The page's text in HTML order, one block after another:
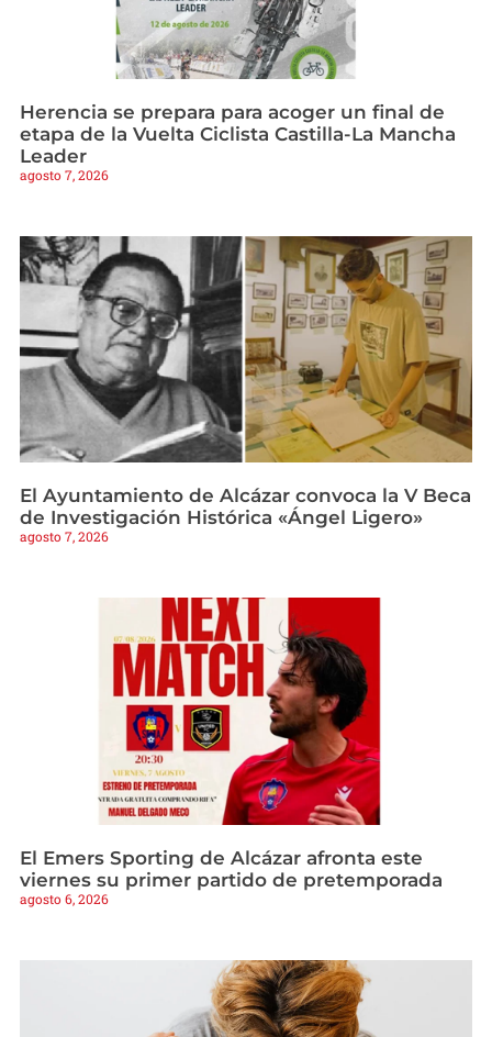
Herencia se prepara para acoger un final de
etapa de la Vuelta Ciclista Castilla-La Mancha
Leader
agosto 7, 2026
El Ayuntamiento de Alcázar convoca la V Beca
de Investigación Histórica «Ángel Ligero»
agosto 7, 2026
El Emers Sporting de Alcázar afronta este
viernes su primer partido de pretemporada
agosto 6, 2026